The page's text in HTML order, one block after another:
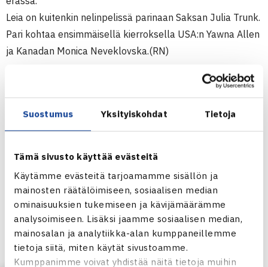
Suostumus Yksityiskohdat Tietoja
Tämä sivusto käyttää evästeitä
Käytämme evästeitä tarjoamamme sisällön ja
mainosten räätälöimiseen, sosiaalisen median
ominaisuuksien tukemiseen ja kävijämäärämme
analysoimiseen. Lisäksi jaamme sosiaalisen median,
mainosalan ja analytiikka-alan kumppaneillemme
tietoja siitä, miten käytät sivustoamme.
Kumppanimme voivat yhdistää näitä tietoja muihin
Leia on kuitenkin nelinpelissä parinaan Saksan Julia Trunk.
Pari kohtaa ensimmäisellä kierroksella USA:n Yawna Allen
ja Kanadan Monica Neveklovska.(RN)
29.10.-5.11.2011 Montego Bay, Jamaika
Kaksinpelin karsinta
1.kierrosta: Leia Kaukonen – Remeice Ellis USA 61 63
Montego Bayn naisten ITF-turnaus verkossa